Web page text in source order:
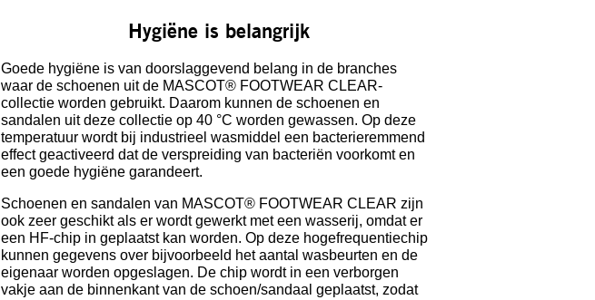
Hygiëne is belangrijk
Goede hygiëne is van doorslaggevend belang in de branches
waar de schoenen uit de MASCOT® FOOTWEAR CLEAR-
collectie worden gebruikt. Daarom kunnen de schoenen en
sandalen uit deze collectie op 40 °C worden gewassen. Op deze
temperatuur wordt bij industrieel wasmiddel een bacterieremmend
effect geactiveerd dat de verspreiding van bacteriën voorkomt en
een goede hygiëne garandeert.
Schoenen en sandalen van MASCOT® FOOTWEAR CLEAR zijn
ook zeer geschikt als er wordt gewerkt met een wasserij, omdat er
een HF-chip in geplaatst kan worden. Op deze hogefrequentiechip
kunnen gegevens over bijvoorbeeld het aantal wasbeurten en de
eigenaar worden opgeslagen. De chip wordt in een verborgen
vakje aan de binnenkant van de schoen/sandaal geplaatst, zodat